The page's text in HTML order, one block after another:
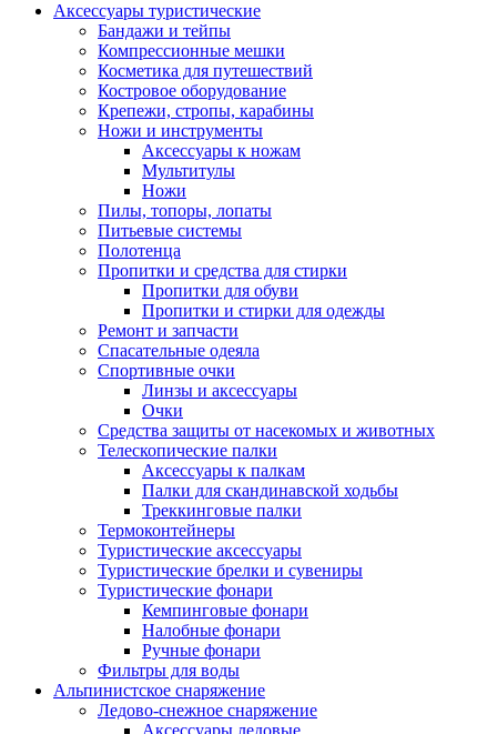
Аксессуары туристические
Бандажи и тейпы
Компрессионные мешки
Косметика для путешествий
Костровое оборудование
Крепежи, стропы, карабины
Ножи и инструменты
Аксессуары к ножам
Мультитулы
Ножи
Пилы, топоры, лопаты
Питьевые системы
Полотенца
Пропитки и средства для стирки
Пропитки для обуви
Пропитки и стирки для одежды
Ремонт и запчасти
Спасательные одеяла
Спортивные очки
Линзы и аксессуары
Очки
Средства защиты от насекомых и животных
Телескопические палки
Аксессуары к палкам
Палки для скандинавской ходьбы
Треккинговые палки
Термоконтейнеры
Туристические аксессуары
Туристические брелки и сувениры
Туристические фонари
Кемпинговые фонари
Налобные фонари
Ручные фонари
Фильтры для воды
Альпинистское снаряжение
Ледово-снежное снаряжение
Аксессуары ледовые